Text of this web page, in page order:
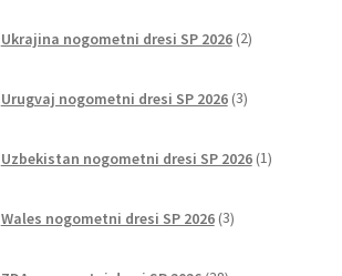
Ukrajina nogometni dresi SP 2026 2izdelka
Urugvaj nogometni dresi SP 2026 3izdelki
Uzbekistan nogometni dresi SP 2026 1izdelek
Wales nogometni dresi SP 2026 3izdelki